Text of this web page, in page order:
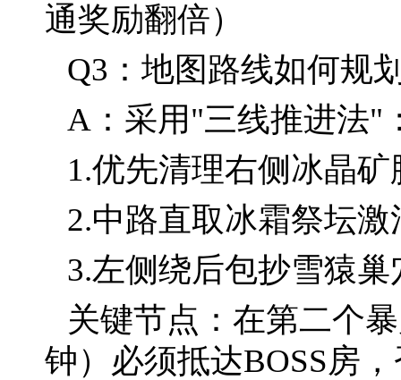
通奖励翻倍）
Q3：地图路线如何规
A：采用"三线推进法"
1.优先清理右侧冰晶
2.中路直取冰霜祭坛激
3.左侧绕后包抄雪猿巢
关键节点：在第二个
钟）必须抵达BOSS房